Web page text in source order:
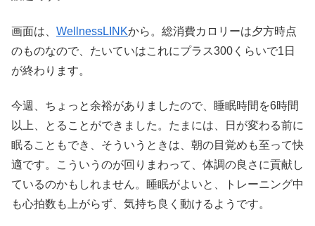
画面は、 WellnessLINKから。総消費カロリーは夕方時点
のものなので、たいていはこれにプラス300くらいで1日
が終わります。
今週、ちょっと余裕がありましたので、睡眠時間を6時間
以上、とることができました。たまには、日が変わる前に
眠ることもでき、そういうときは、朝の目覚めも至って快
適です。こういうのが回りまわって、体調の良さに貢献し
ているのかもしれません。睡眠がよいと、トレーニング中
も心拍数も上がらず、気持ち良く動けるようです。